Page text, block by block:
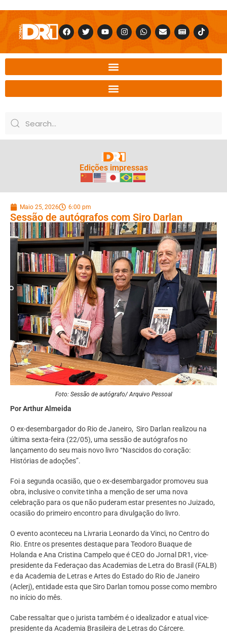
Edições impressas
Maio 25, 2026 6:00 pm
Sessão de autógrafos com Siro Darlan
Foto: Sessão de autógrafo/ Arquivo Pessoal
Por Arthur Almeida
O ex-desembargador do Rio de Janeiro, Siro Darlan realizou na
última sexta-feira (22/05), uma sessão de autógrafos no
lançamento do seu mais novo livro “Nascidos do coração:
Histórias de adoções”.
Foi a segunda ocasião, que o ex-desembargador promoveu sua
obra, inclusive o convite tinha a menção de ser uma nova
celebração para os que não puderam estar presentes no Juizado,
ocasião do primeiro encontro para divulgação do livro.
O evento aconteceu na Livraria Leonardo da Vinci, no Centro do
Rio. Entre os presentes destaque para Teodoro Buaque de
Holanda e Ana Cristina Campelo que é CEO do Jornal DR1, vice-
presidente da Federaçao das Academias de Letra do Brasil (FALB)
e da Academia de Letras e Artes do Estado do Rio de Janeiro
(Aclerj), entidade esta que Siro Darlan tomou posse como membro
no início do mês.
Cabe ressaltar que o jurista também é o idealizador e atual vice-
presidente da Academia Brasileira de Letras do Cárcere.